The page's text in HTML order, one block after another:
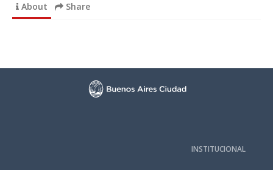
About Share
INSTITUCIONAL